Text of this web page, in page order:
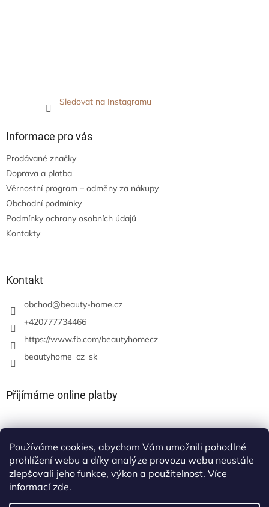
Používáme cookies, abychom Vám umožnili pohodlné
prohlížení webu a díky analýze provozu webu neustále
zlepšovali jeho funkce, výkon a použitelnost. Více
informacízde.
Sledovat na Instagramu
Informace pro vás
Prodávané značky
Doprava a platba
Věrnostní program – odměny za nákupy
Obchodní podmínky
Podmínky ochrany osobních údajů
Kontakty
Kontakt
obchod@beauty-home.cz
+420777734466
https://www.fb.com/beautyhomecz
beautyhome_cz_sk
Přijímáme online platby